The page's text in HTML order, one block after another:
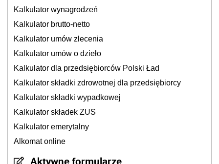
Kalkulator wynagrodzeń
Kalkulator brutto-netto
Kalkulator umów zlecenia
Kalkulator umów o dzieło
Kalkulator dla przedsiębiorców Polski Ład
Kalkulator składki zdrowotnej dla przedsiębiorcy
Kalkulator składki wypadkowej
Kalkulator składek ZUS
Kalkulator emerytalny
Alkomat online
Aktywne formularze